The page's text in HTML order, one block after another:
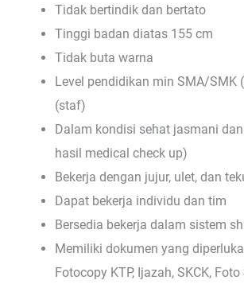
Tidak bertindik dan bertato
Tinggi badan diatas 155 cm
Tidak buta warna
Level pendidikan min SMA/SMK
(staf)
Dalam kondisi sehat jasmani
hasil medical check up)
Bekerja dengan jujur, ulet, dan
Dapat bekerja individu dan tim
Bersedia bekerja dalam sistem
Memiliki dokumen yang
Fotocopy KTP, Ijazah, SKCK,